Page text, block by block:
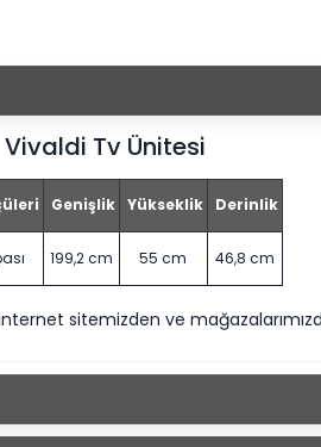
Vivaldi Tv Ünitesi
Genişlik Yükseklik Derinlik
199,2 cm 55 cm 46,8 cm
sitemizden ve